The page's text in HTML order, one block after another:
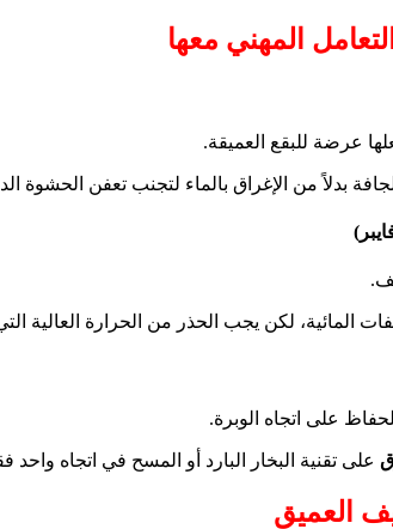
المهني معها
عرضة للبقع العميقة.
بدلاً من الإغراق بالماء لتجنب تعفن الحشوة
المائية، لكن يجب الحذر من الحرارة العالية
على اتجاه الوبرة.
على تقنية البخار البارد أو المسح في اتجاه
العميق